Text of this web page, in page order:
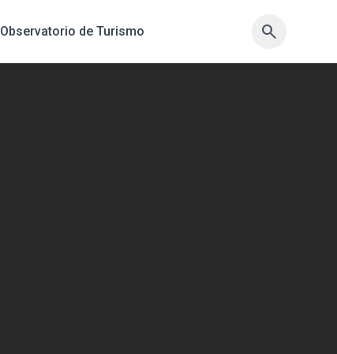
Observatorio de Turismo search
sync search